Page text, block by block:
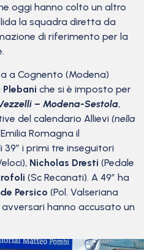
oggi hanno colto un altro
la squadra diretta da
di riferimento per la
a Cognento (Modena)
Plebani che si è imposto per
– Modena-Sestola,
del calendario Allievi (nella
Romagna il
i primi tre inseguitori
Nicholas Dresti (Pedale
(Sc Recanati). A 49” ha
Persico (Pol. Valseriana
hanno accusato un